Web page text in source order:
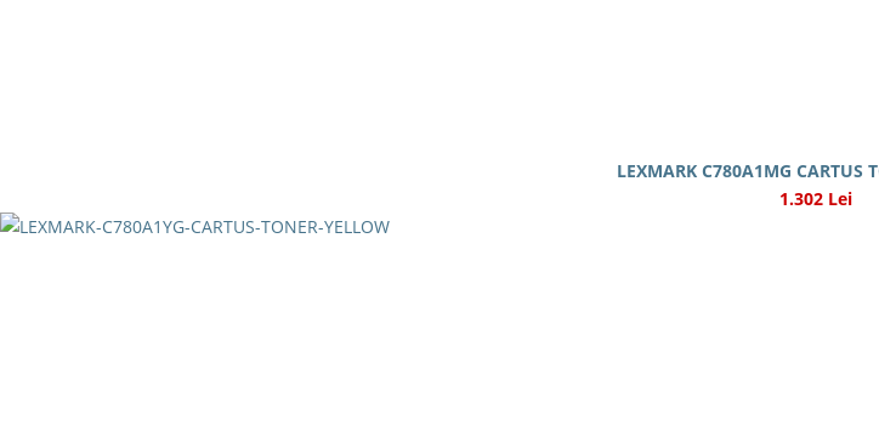
LEXMARK C780A1MG CARTUS
1.302 Lei